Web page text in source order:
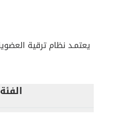
يعتمـد نظام ترقية العضوية